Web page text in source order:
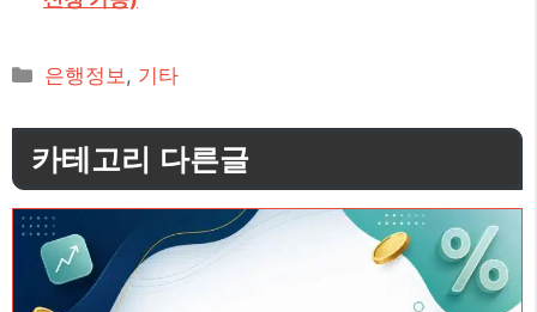
카
고
리
은행정보, 기타
카테고리 다른글